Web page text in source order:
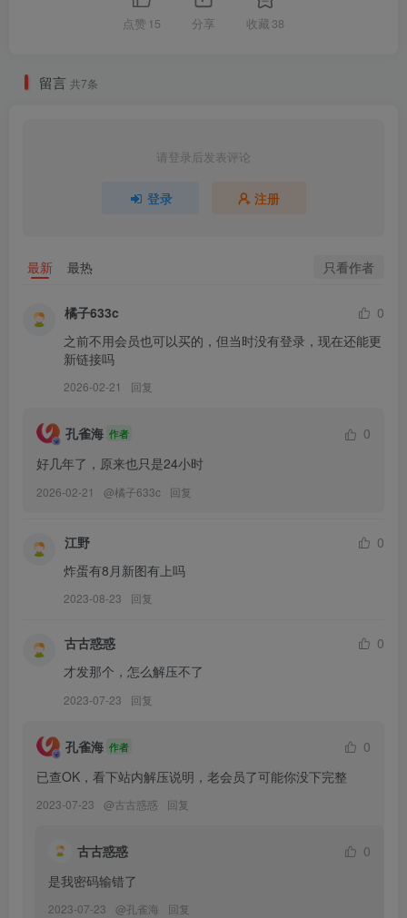
您的蛋蛋 – NO.045 女巫[44P-205.1M]
您的蛋蛋 – NO.042 源赖光僵尸[40P-1V-179.7M]
您的蛋蛋 – NO.041 你的狐仙女友[107P-837.8M]
[6.21更1]
您的蛋蛋 – NO.040 你的狐仙女友[106P-119.3M]
[4.11更1]
[3.31更1]
您的蛋蛋 – NO.038 尾随 [83P1V-1.51G]
[3.27更2]
您的蛋蛋 – NO.037 透视死库水 [50P-103MB]
您的蛋蛋 – NO.036 温泉红色泳装 [18P1V-221MB]
[2023.2.4更6]
您的蛋蛋 – NO.035 自拍圣诞斗篷[54P+1V-797.2M]
您的蛋蛋 – NO.034 思春期[43P+1V-438.9M]
您的蛋蛋 – NO.032 草莓蛋糕[58P+1V-806.1M]
您的蛋蛋 – NO.030 2020.12.19 爱宕赛车娘-您的蛋蛋[25P-380.1M]
[11.25更17]
您的蛋蛋 – NO.029 [YouMi尤蜜] 2021.09.15 在逃花嫁 您的蛋蛋
[32P-614MB]
点赞 15 分享 收藏 38
留言 共7条
请登录后发表评论
登录 注册
最新 最热 只看作者
橘子633c
0
之前不用会员也可以买的，但当时没有登录，现在还能更
新链接吗
2026-02-21 回复
孔雀海 作者
0
好几年了，原来也只是24小时
2026-02-21 @橘子633c 回复
江野
0
炸蛋有8月新图有上吗
2023-08-23 回复
古古惑惑
0
才发那个，怎么解压不了
2023-07-23 回复
孔雀海 作者
0
已查OK，看下站内解压说明，老会员了可能你没下完整
2023-07-23 @古古惑惑 回复
古古惑惑
0
是我密码输错了
2023-07-23 @孔雀海 回复